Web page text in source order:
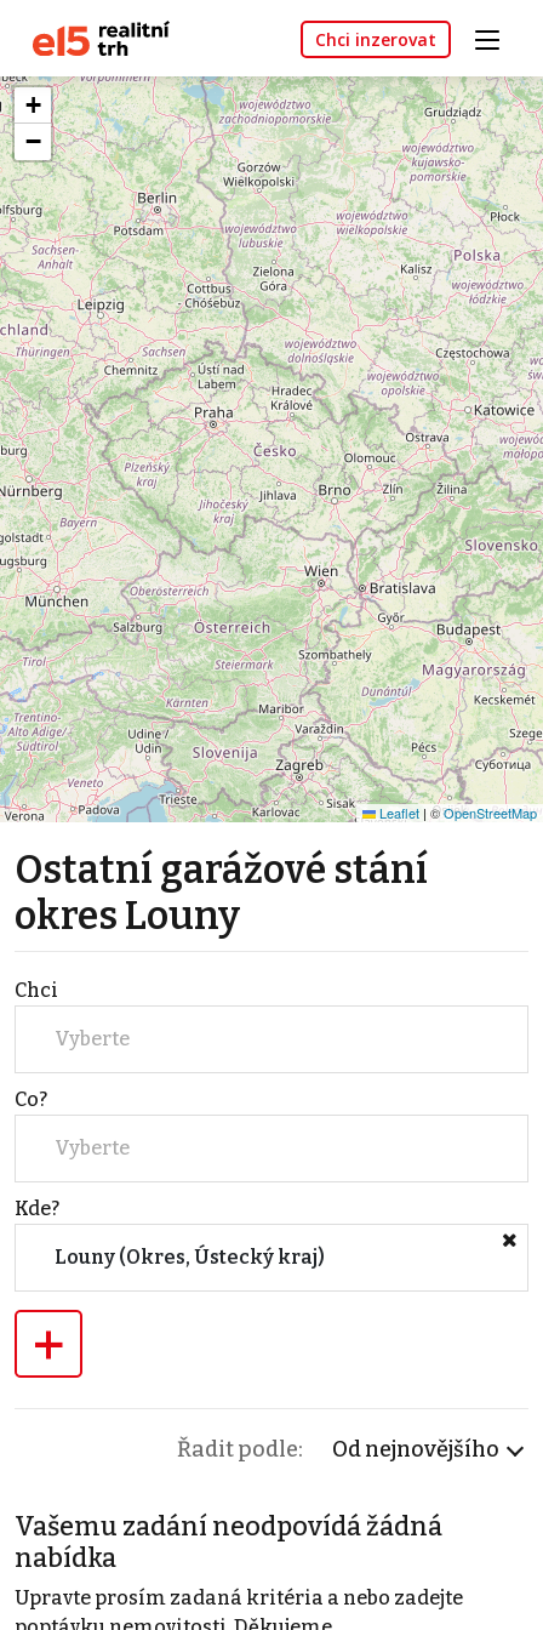
Chci inzerovat
+
−
Leaflet | ©OpenStreetMap
Ostatní garážové stání
okres Louny
Chci
Vyberte
Co?
Vyberte
Kde?
Louny (Okres, Ústecký kraj)
+
Řadit podle: Od nejnovějšího
Vašemu zadání neodpovídá žádná
nabídka
Upravte prosím zadaná kritéria a nebo zadejte